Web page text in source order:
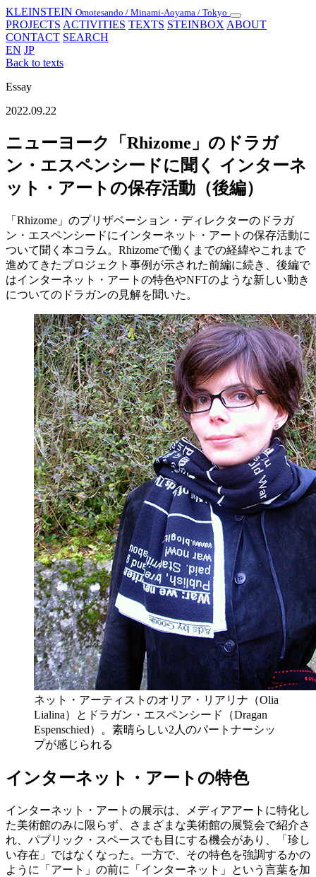
KLEINSTEIN Omotesando / Minami-Aoyama / Tokyo
Toggle
navigation
PROJECTS ACTIVITIES TEXTS STEINBOX ABOUT
CONTACT SEARCH
EN JP
Back to texts
Essay
2022.09.22
ニューヨーク「Rhizome」のドラガ
ン・エスペンシードに聞く インターネ
ット・アートの保存活動（後編）
「Rhizome」のプリザベーション・ディレクターのドラガ
ン・エスペンシードにインターネット・アートの保存活動に
ついて聞く本コラム。Rhizomeで働くまでの経緯やこれまで
進めてきたプロジェクト事例が示された前編に続き、後編で
はインターネット・アートの特色やNFTのような新しい動き
についてのドラガンの見解を聞いた。
ネット・アーティストのオリア・リアリナ（Olia
Lialina）とドラガン・エスペンシード（Dragan
Espenschied）。素晴らしい2人のパートナーシッ
プが感じられる
インターネット・アートの特色
インターネット・アートの展示は、メディアアートに特化し
た美術館のみに限らず、さまざまな美術館の展覧会で紹介さ
れ、パブリック・スペースでも目にする機会があり、「珍し
い存在」ではなくなった。一方で、その特色を強調するかの
ように「アート」の前に「インターネット」という言葉を加